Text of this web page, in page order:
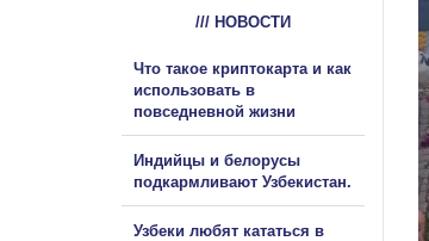
/// НОВОСТИ
Что такое криптокарта и как
использовать в
повседневной жизни
Индийцы и белорусы
подкармливают Узбекистан.
Узбеки любят кататься в